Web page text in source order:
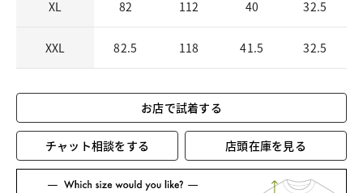
XL 82 112 40 32.5
XXL 82.5 118 41.5 32.5
お店で試着する
チャット相談をする 店頭在庫を見る